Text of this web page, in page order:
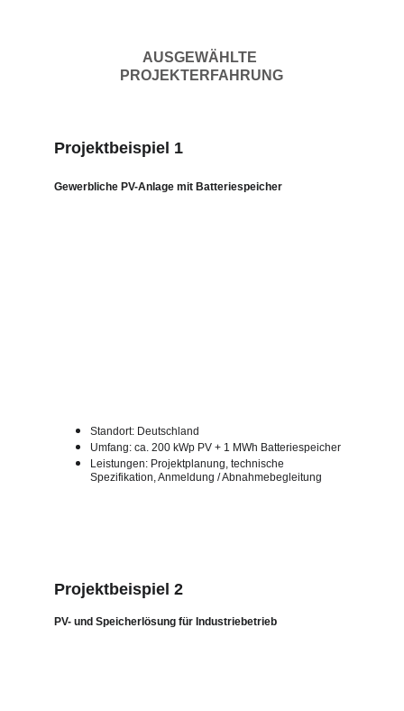
AUSGEWÄHLTE
PROJEKTERFAHRUNG
Standort: Deutschland
Umfang: ca. 200 kWp PV + 1 MWh Batteriespeicher
Leistungen: Projektplanung, technische
Spezifikation, Anmeldung / Abnahmebegleitung
Projektbeispiel 1
Gewerbliche PV-Anlage mit Batteriespeicher
Projektbeispiel 2
PV- und Speicherlösung für Industriebetrieb